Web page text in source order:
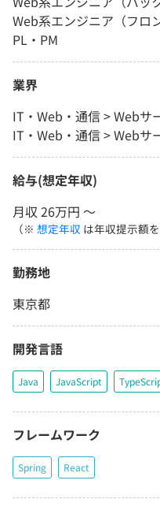
Web系エンジニア（フロ
PL・PM
業界
IT・Web・通信 > Webサ
IT・Web・通信 > Webサ
給与(想定年収)
月収 26万円 〜
（※ 想定年収 は年収提示額
勤務地
東京都
開発言語
Java JavaScript
フレームワーク
Spring React